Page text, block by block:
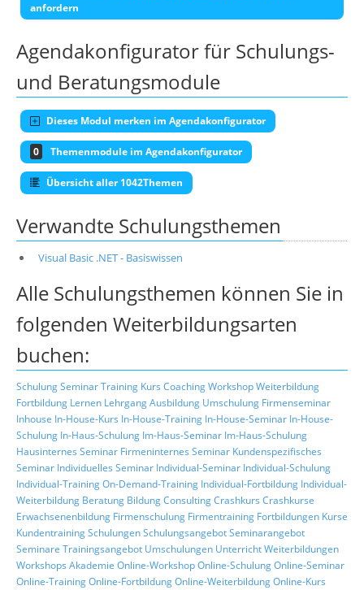
anfordern
Agendakonfigurator für Schulungs-
und Beratungsmodule
Dieses Modul merken im Agendakonfigurator
0 Themenmodule im Agendakonfigurator
Übersicht aller 1042Themen
Verwandte Schulungsthemen
Visual Basic .NET - Basiswissen
Alle Schulungsthemen können Sie in
folgenden Weiterbildungsarten
buchen:
SchulungSeminarTraining Kurs CoachingWorkshopWeiterbildung
Fortbildung Lernen LehrgangAusbildung Umschulung Firmenseminar
Inhouse In-House-Kurs In-House-Training In-House-Seminar In-House-
Schulung In-Haus-Schulung Im-Haus-Seminar Im-Haus-Schulung
Hausinternes Seminar Firmeninternes Seminar Kundenspezifisches
Seminar Individuelles Seminar Individual-Seminar Individual-Schulung
Individual-TrainingOn-Demand-Training Individual-Fortbildung Individual-
Weiterbildung Beratung BildungConsultingCrashkurs Crashkurse
Erwachsenenbildung Firmenschulung Firmentraining Fortbildungen Kurse
KundentrainingSchulungenSchulungsangebotSeminarangebot
Seminare Trainingsangebot Umschulungen UnterrichtWeiterbildungen
Workshops Akademie Online-WorkshopOnline-SchulungOnline-Seminar
Online-TrainingOnline-FortbildungOnline-WeiterbildungOnline-Kurs